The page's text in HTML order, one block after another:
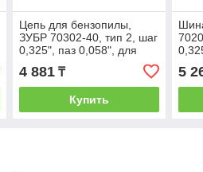
Цепь для бензопилы,
ЗУБР 70302-40, тип 2, шаг
0,325", паз 0,058", для
шины 16" (40 см)
4 881₸
Купить
5